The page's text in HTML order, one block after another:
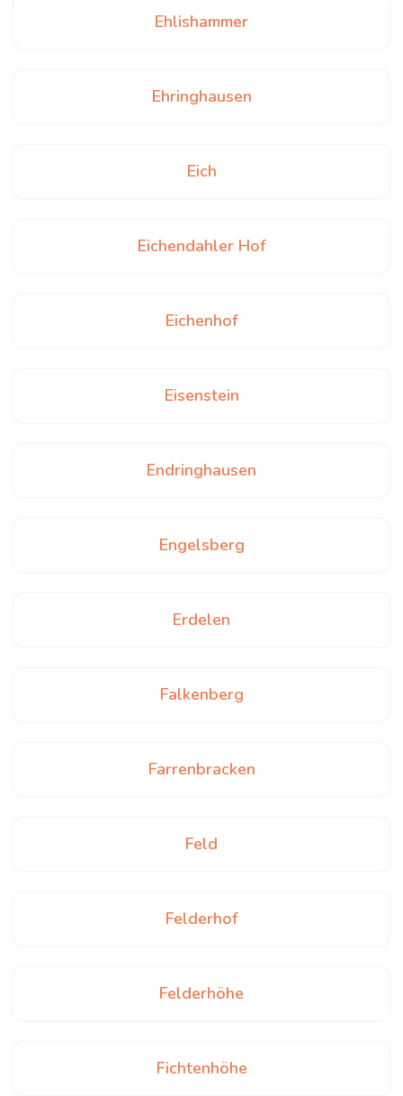
Ehlishammer
Ehringhausen
Eich
Eichendahler Hof
Eichenhof
Eisenstein
Endringhausen
Engelsberg
Erdelen
Falkenberg
Farrenbracken
Feld
Felderhof
Felderhöhe
Fichtenhöhe